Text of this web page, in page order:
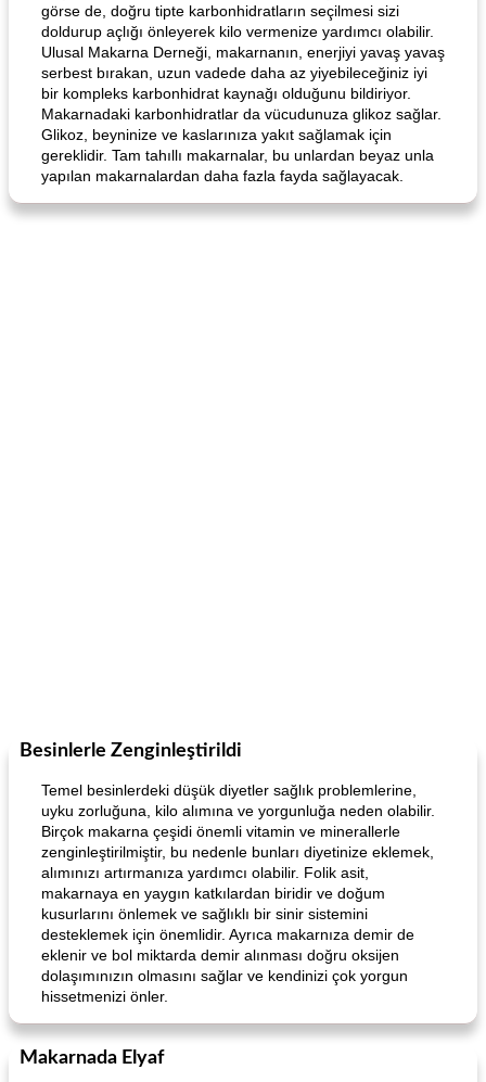
Curry Chicken Dinner Mexican Cream (Fudge)
görse de, doğru tipte karbonhidratların seçilmesi sizi
doldurup açlığı önleyerek kilo vermenize yardımcı olabilir.
Ulusal Makarna Derneği, makarnanın, enerjiyi yavaş yavaş
serbest bırakan, uzun vadede daha az yiyebileceğiniz iyi
bir kompleks karbonhidrat kaynağı olduğunu bildiriyor.
Makarnadaki karbonhidratlar da vücudunuza glikoz sağlar.
Glikoz, beyninize ve kaslarınıza yakıt sağlamak için
gereklidir. Tam tahıllı makarnalar, bu unlardan beyaz unla
yapılan makarnalardan daha fazla fayda sağlayacak.
Besinlerle Zenginleştirildi
Temel besinlerdeki düşük diyetler sağlık problemlerine,
uyku zorluğuna, kilo alımına ve yorgunluğa neden olabilir.
Birçok makarna çeşidi önemli vitamin ve minerallerle
zenginleştirilmiştir, bu nedenle bunları diyetinize eklemek,
alımınızı artırmanıza yardımcı olabilir. Folik asit,
makarnaya en yaygın katkılardan biridir ve doğum
kusurlarını önlemek ve sağlıklı bir sinir sistemini
desteklemek için önemlidir. Ayrıca makarnıza demir de
eklenir ve bol miktarda demir alınması doğru oksijen
dolaşımınızın olmasını sağlar ve kendinizi çok yorgun
hissetmenizi önler.
Makarnada Elyaf